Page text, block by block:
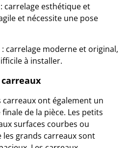
carrelage esthétique et
et nécessite une pose
: carrelage moderne et original,
à installer.
carreaux ont également un
de la pièce. Les petits
surfaces courbes ou
grands carreaux sont